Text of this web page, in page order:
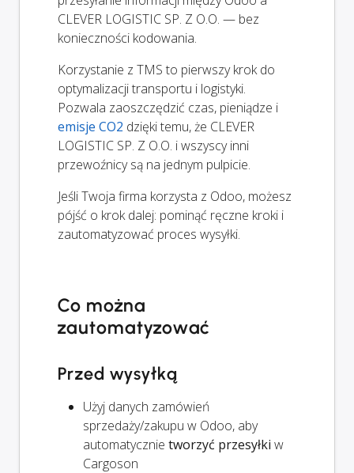
CLEVER LOGISTIC SP. Z O.O. — bez
konieczności kodowania.
Korzystanie z TMS to pierwszy krok do
optymalizacji transportu i logistyki.
Pozwala zaoszczędzić czas, pieniądze i
emisje CO2 dzięki temu, że CLEVER
LOGISTIC SP. Z O.O. i wszyscy inni
przewoźnicy są na jednym pulpicie.
Jeśli Twoja firma korzysta z Odoo, możesz
pójść o krok dalej: pominąć ręczne kroki i
zautomatyzować proces wysyłki.
Co można
zautomatyzować
Przed wysyłką
Użyj danych zamówień
sprzedaży/zakupu w Odoo, aby
automatycznie tworzyć przesyłki w
Cargoson